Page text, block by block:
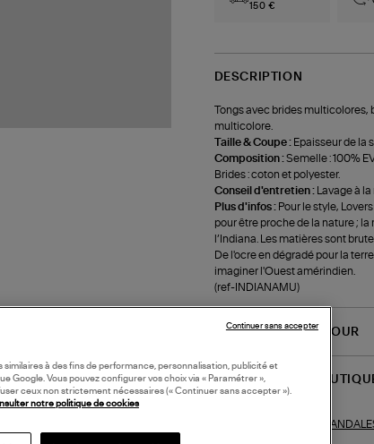
150 €
DESCRIPTION
Tongs avec brides multicolores,
multicolore.
Taille & Coupe : Epaisseur de la
Composition :Semelle : 100%
Brides : coton et polyester.
Conseil d'entretien :
Lavage à la
Plus d'infos : Pour le style,
pour être proche de la nature ;
l’Indiana. Les matières sont
De l'ocre en dégradé pour la
imaginer l'Ouest amérindien.
(ref-INDIANAMU)
LIVRAISON ET RETOUR
DISPONIBILITÉ
à des fins de performance, personnalisation, publicité et
Google. Vous pouvez configurer vos choix via « Paramétrer »,
ceux non strictement nécessaires (« Continuer sans accepter »).
notre politique de cookies
Continuer sans accepter